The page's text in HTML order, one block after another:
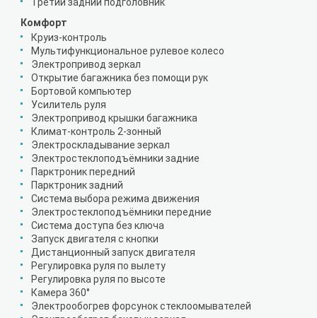
Комфорт
Круиз-контроль
Мультифункциональное рулевое колесо
Электропривод зеркал
Открытие багажника без помощи рук
Бортовой компьютер
Усилитель руля
Электропривод крышки багажника
Климат-контроль 2-зонный
Электроскладывание зеркал
Электростеклоподъёмники задние
Парктроник передний
Парктроник задний
Система выбора режима движения
Электростеклоподъёмники передние
Система доступа без ключа
Запуск двигателя с кнопки
Дистанционный запуск двигателя
Регулировка руля по вылету
Регулировка руля по высоте
Камера 360°
Электрообогрев форсунок стеклоомывателей